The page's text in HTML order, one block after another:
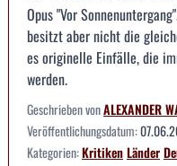
Opus "Vor
besitzt aber nicht die
es originelle Einfälle, die
werden.
Geschrieben vonALEXANDER
Veröffentlichungsdatum:
Kategorien:KritikenLänder